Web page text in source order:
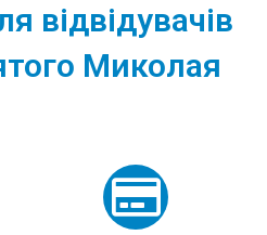
відвідувачів
Миколая